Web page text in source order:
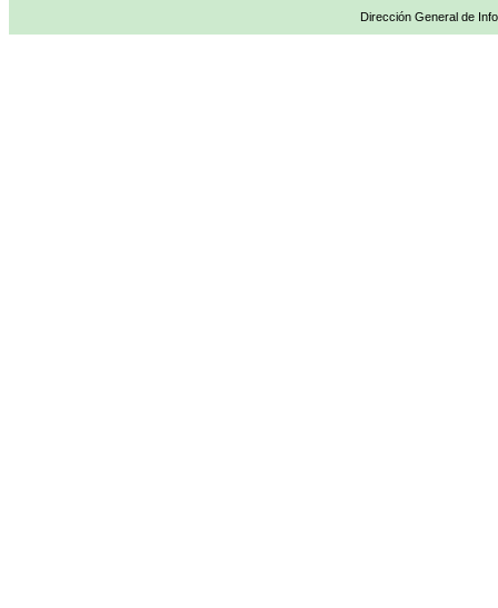
Dirección General de